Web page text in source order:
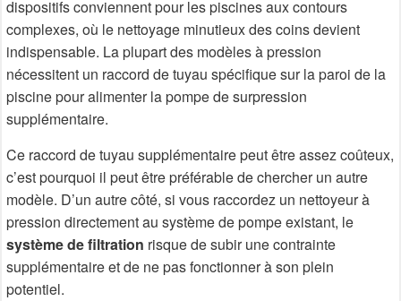
dispositifs conviennent pour les piscines aux contours
complexes, où le nettoyage minutieux des coins devient
indispensable. La plupart des modèles à pression
nécessitent un raccord de tuyau spécifique sur la paroi de la
piscine pour alimenter la pompe de surpression
supplémentaire.
Ce raccord de tuyau supplémentaire peut être assez coûteux,
c’est pourquoi il peut être préférable de chercher un autre
modèle. D’un autre côté, si vous raccordez un nettoyeur à
pression directement au système de pompe existant, le
système de filtration risque de subir une contrainte
supplémentaire et de ne pas fonctionner à son plein
potentiel.